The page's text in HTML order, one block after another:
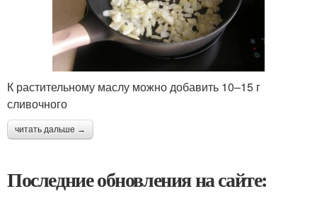
К растительному маслу можно добавить 10–15 г
сливочного
читать дальше →
Последние обновления на сайте: